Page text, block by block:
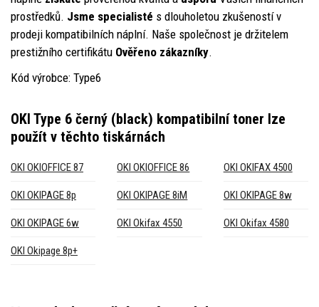
prostředků. Jsme specialisté s dlouholetou zkušeností v
prodeji kompatibilních náplní. Naše společnost je držitelem
prestižního certifikátu Ověřeno zákazníky.
Kód výrobce: Type6
OKI Type 6 černý (black) kompatibilní toner lze
použít v těchto tiskárnách
OKI OKIOFFICE 87 OKI OKIOFFICE 86 OKI OKIFAX 4500
OKI OKIPAGE 8p OKI OKIPAGE 8iM OKI OKIPAGE 8w
OKI OKIPAGE 6w OKI Okifax 4550 OKI Okifax 4580
OKI Okipage 8p+